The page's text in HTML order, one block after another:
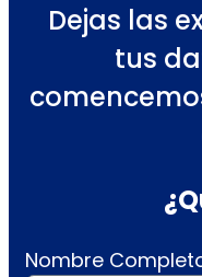
Dejas las
tus
Nombre